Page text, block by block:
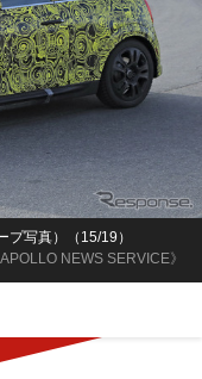
APOLLO NEWS SERVICE》
プ写真）（15/19）